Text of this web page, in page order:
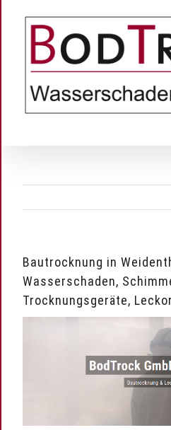
Bautrocknung in
Wasserschaden,
Trocknungsgeräte,